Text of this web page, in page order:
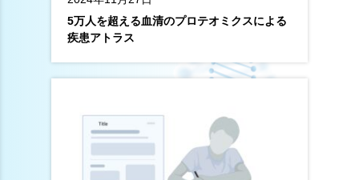
5万人を超える血清のプロテオミクスによる
疾患アトラス